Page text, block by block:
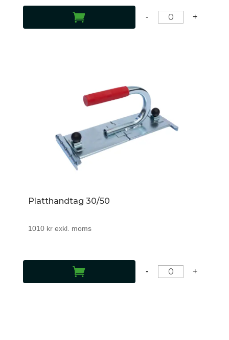
- +
Platthandtag 30/50
1010 krexkl. moms
- +